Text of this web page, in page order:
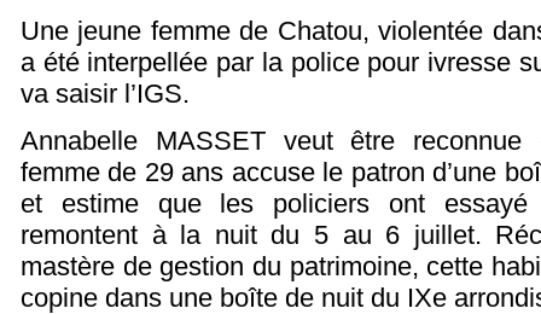
Une jeune femme de Chatou, violentée
a été interpellée par la police pour ivresse
va saisir l’IGS.
Annabelle MASSET veut être
femme de 29 ans accuse le patron d’une
et estime que les policiers ont essayé
remontent à la nuit du 5 au 6 juillet.
mastère de gestion du patrimoine, cette
copine dans une boîte de nuit du IXe